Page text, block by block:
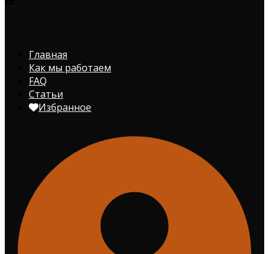
Главная
Как мы работаем
FAQ
Статьи
Избранное